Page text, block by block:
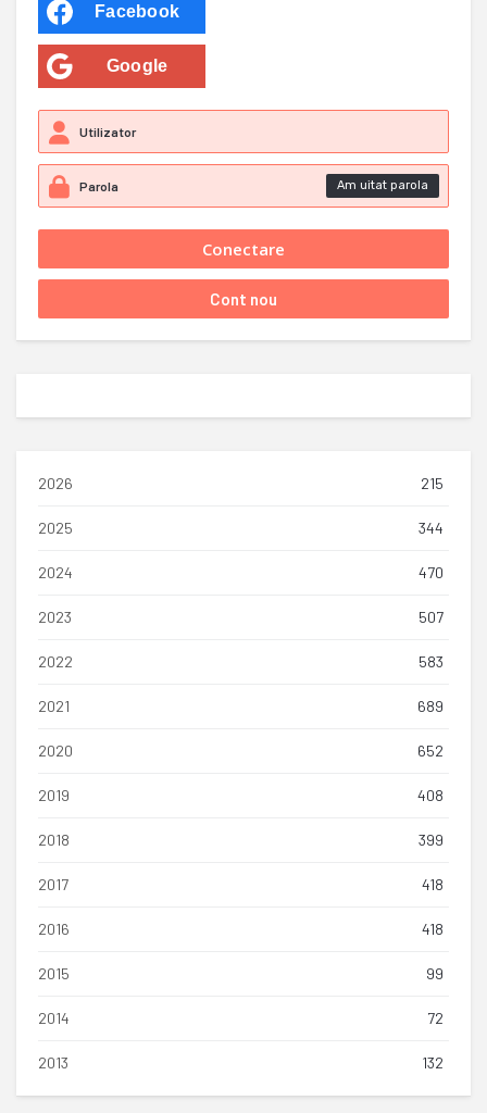
Facebook
Google
Am uitat parola
2026 215
2025 344
2024 470
2023 507
2022 583
2021 689
2020 652
2019 408
2018 399
2017 418
2016 418
2015 99
2014 72
2013 132